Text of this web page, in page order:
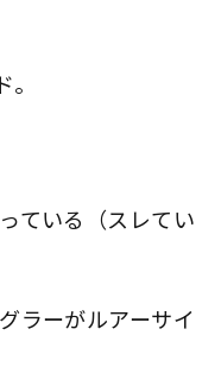
ている（スレてい
ラーがルアーサイ